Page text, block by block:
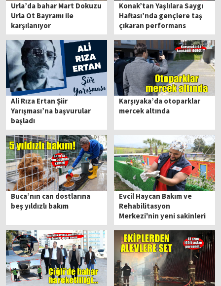
Urla’da bahar Mart Dokuzu
Urla Ot Bayramı ile
karşılanıyor
Konak’tan Yaşlılara Saygı
Haftası’nda gençlere taş
çıkaran performans
Ali Rıza Ertan Şiir
Yarışması’na başvurular
başladı
Karşıyaka’da otoparklar
mercek altında
Buca’nın can dostlarına
beş yıldızlı bakım
Evcil Haycan Bakım ve
Rehabilitasyon
Merkezi'nin yeni sakinleri
için özel yaşam alanı